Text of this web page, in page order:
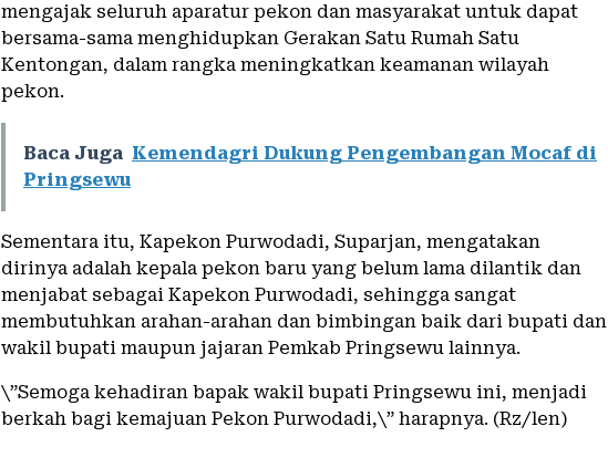
mengajak seluruh aparatur pekon dan masyarakat untuk dapat
bersama-sama menghidupkan Gerakan Satu Rumah Satu
Kentongan, dalam rangka meningkatkan keamanan wilayah
pekon.
Baca Juga Kemendagri Dukung Pengembangan Mocaf di
Pringsewu
Sementara itu, Kapekon Purwodadi, Suparjan, mengatakan
dirinya adalah kepala pekon baru yang belum lama dilantik dan
menjabat sebagai Kapekon Purwodadi, sehingga sangat
membutuhkan arahan-arahan dan bimbingan baik dari bupati dan
wakil bupati maupun jajaran Pemkab Pringsewu lainnya.
\”Semoga kehadiran bapak wakil bupati Pringsewu ini, menjadi
berkah bagi kemajuan Pekon Purwodadi,\” harapnya. (Rz/len)